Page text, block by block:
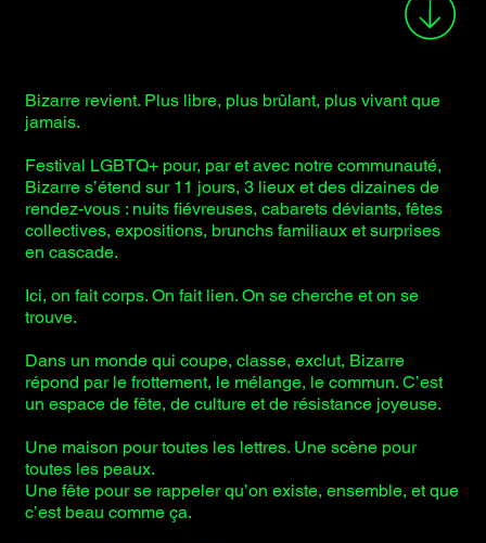
Bizarre revient. Plus libre, plus brûlant, plus vivant que
jamais.
Festival LGBTQ+ pour, par et avec notre communauté,
Bizarre s’étend sur 11 jours, 3 lieux et des dizaines de
rendez-vous : nuits fiévreuses, cabarets déviants, fêtes
collectives, expositions, brunchs familiaux et surprises
en cascade.
Ici, on fait corps. On fait lien. On se cherche et on se
trouve.
Dans un monde qui coupe, classe, exclut, Bizarre
répond par le frottement, le mélange, le commun. C’est
un espace de fête, de culture et de résistance joyeuse.
Une maison pour toutes les lettres. Une scène pour
toutes les peaux.
Une fête pour se rappeler qu’on existe, ensemble, et que
c’est beau comme ça.